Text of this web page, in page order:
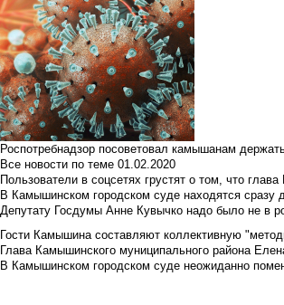
Роспотребнадзор посоветовал камышанам
Все новости по теме 01.02.2020
Пользователи в соцсетях грустят о том, что
В Камышинском городском суде находятся сразу
Депутату Госдумы Анне Кувычко надо было не в
Гости Камышина составляют коллективную
Глава Камышинского муниципального района
В Камышинском городском суде неожиданно